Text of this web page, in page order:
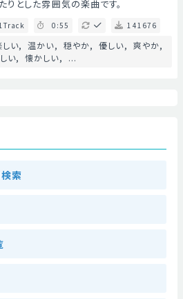
りとした雰囲気の楽曲です。
0:55 141676
しい 温かい 穏やか 優しい
爽やか
い 懐かしい ...
索